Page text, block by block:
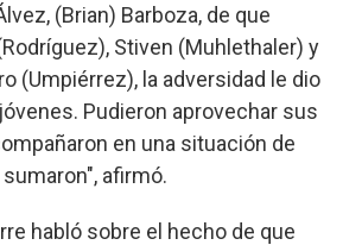
(Brian) Barboza, de que
Stiven (Muhlethaler) y
(Umpiérrez), la adversidad le dio
Pudieron aprovechar sus
en una situación de
afirmó.
habló sobre el hecho de que